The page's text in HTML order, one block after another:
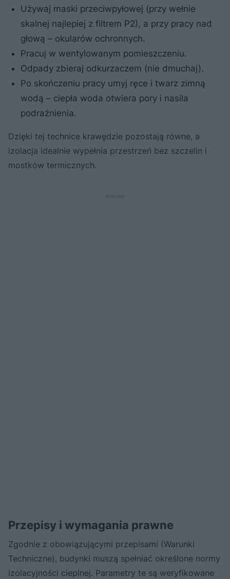
Używaj maski przeciwpyłowej (przy wełnie
skalnej najlepiej z filtrem P2), a przy pracy nad
głową – okularów ochronnych.
Pracuj w wentylowanym pomieszczeniu.
Odpady zbieraj odkurzaczem (nie dmuchaj).
Po skończeniu pracy umyj ręce i twarz zimną
wodą – ciepła woda otwiera pory i nasila
podrażnienia.
Dzięki tej technice krawędzie pozostają równe, a
izolacja idealnie wypełnia przestrzeń bez szczelin i
mostków termicznych.
Przepisy i wymagania prawne
Zgodnie z obowiązującymi przepisami (Warunki
Techniczne), budynki muszą spełniać określone normy
izolacyjności cieplnej. Parametry te są weryfikowane